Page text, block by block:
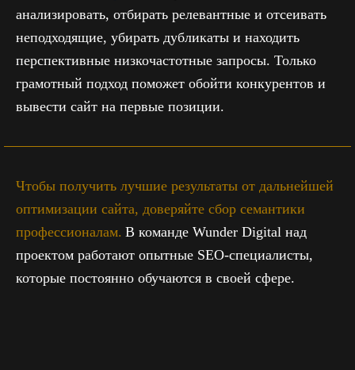
анализировать, отбирать релевантные и отсеивать
неподходящие, убирать дубликаты и находить
перспективные низкочастотные запросы. Только
грамотный подход поможет обойти конкурентов и
вывести сайт на первые позиции.
Чтобы получить лучшие результаты от дальнейшей
оптимизации сайта, доверяйте сбор семантики
профессионалам. В команде Wunder Digital над
проектом работают опытные SEO-специалисты,
которые постоянно обучаются в своей сфере.